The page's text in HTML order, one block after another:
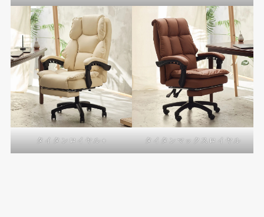
タイタンロイヤル+ タイタンマックスロイヤル